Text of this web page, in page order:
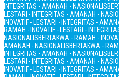
INTEGRITAS - AMANAH - NASIONALIS
LESTARI - INTEGRITAS - AMANAH -
INOVATIF - LESTARI - INTEGRITAS -
RAMAH - INOVATIF - LESTARI -
NASIONALISBERTAKWA - RAMAH -
AMANAH - NASIONALISBERTAKWA -
INTEGRITAS - AMANAH - NASIONALIS
LESTARI - INTEGRITAS - AMANAH -
INOVATIF - LESTARI - INTEGRITAS -